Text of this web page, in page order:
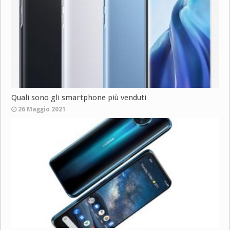
Quali sono gli smartphone più venduti
26 Maggio 2021